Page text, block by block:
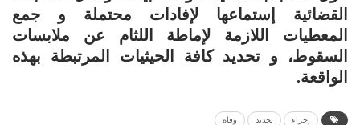
القضائية إستماعها لإفادات محتملة و جمع
المعطيات اللازمة لإماطة اللثام عن ملابسات
السقوط، و تحديد كافة الحيثيات المرتبطة بهذه
الواقعة.
إجراء تحديد وفاة